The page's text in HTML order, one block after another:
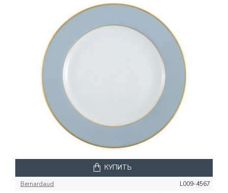
Bernardaud L009-4567
КУПИТЬ